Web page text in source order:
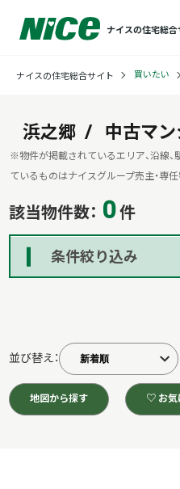
ナイスの住宅総合
買
売
建
店
ナイスの住宅総合サイト 買いたい
浜之郷 中古マ
※物件が掲載されているエリア、沿線、
ているものはナイスグループ売主・専任
該当物件数： 0 件
条件絞り込み
並び替え：
地図から探す ♡ お気